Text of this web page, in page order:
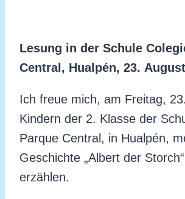
Lesung in der Schule
Central, Hualpén, 23.
Ich freue mich, am Freitag,
Kindern der 2. Klasse der
Parque Central, in Hualpén,
Geschichte „Albert der
erzählen.